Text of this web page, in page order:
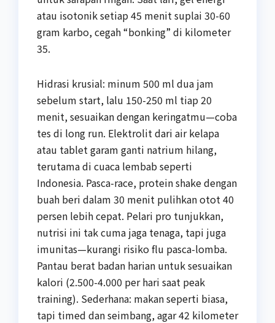
atau isotonik setiap 45 menit suplai 30-60
gram karbo, cegah “bonking” di kilometer
35.
Hidrasi krusial: minum 500 ml dua jam
sebelum start, lalu 150-250 ml tiap 20
menit, sesuaikan dengan keringatmu—coba
tes di long run. Elektrolit dari air kelapa
atau tablet garam ganti natrium hilang,
terutama di cuaca lembab seperti
Indonesia. Pasca-race, protein shake dengan
buah beri dalam 30 menit pulihkan otot 40
persen lebih cepat. Pelari pro tunjukkan,
nutrisi ini tak cuma jaga tenaga, tapi juga
imunitas—kurangi risiko flu pasca-lomba.
Pantau berat badan harian untuk sesuaikan
kalori (2.500-4.000 per hari saat peak
training). Sederhana: makan seperti biasa,
tapi timed dan seimbang, agar 42 kilometer